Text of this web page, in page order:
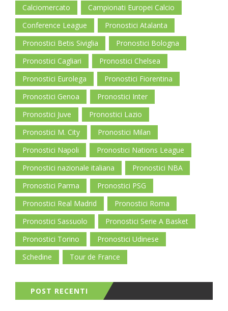
Calciomercato
Campionati Europei Calcio
Conference League
Pronostici Atalanta
Pronostici Betis Siviglia
Pronostici Bologna
Pronostici Cagliari
Pronostici Chelsea
Pronostici Eurolega
Pronostici Fiorentina
Pronostici Genoa
Pronostici Inter
Pronostici Juve
Pronostici Lazio
Pronostici M. City
Pronostici Milan
Pronostici Napoli
Pronostici Nations League
Pronostici nazionale italiana
Pronostici NBA
Pronostici Parma
Pronostici PSG
Pronostici Real Madrid
Pronostici Roma
Pronostici Sassuolo
Pronostici Serie A Basket
Pronostici Torino
Pronostici Udinese
Schedine
Tour de France
POST RECENTI